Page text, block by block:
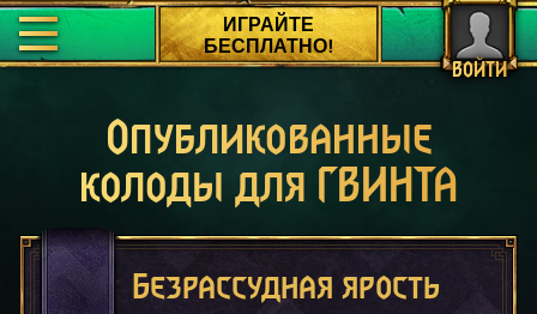
ВОЙТИ
ИГРАЙТЕ
БЕСПЛАТНО!
Опубликованные
колоды для ГВИНТА
Безрассудная ярость